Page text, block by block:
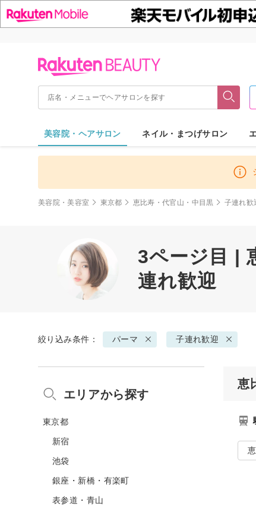
美容院・ヘアサロン ネイル・まつげサロン
美容院・美容室 東京都 恵比寿・代官山・中目黒 子連れ歓
3ページ目 |
連れ歓迎
絞り込み条件： パーマ 子連れ歓迎
恵
エリアから探す
東京都
新宿
池袋
銀座・新橋・有楽町
表参道・青山